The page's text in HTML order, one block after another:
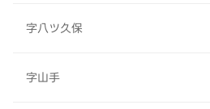
字八ツ久保
字山手